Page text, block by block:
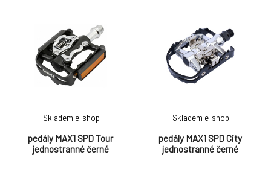
pedály MAX1 SPD Tour
jednostranné černé
Skladem e-shop
pedály MAX1 SPD City
jednostranné černé
Skladem e-shop